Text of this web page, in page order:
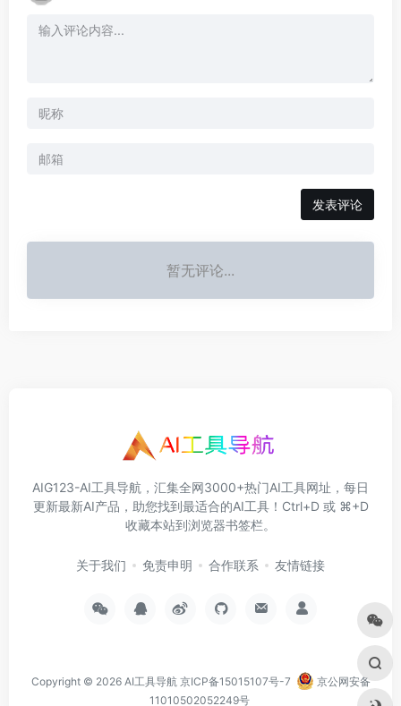
发表评论
暂无评论...
AIG123-AI工具导航，汇集全网3000+热门AI工具网址，每日
更新最新AI产品，助您找到最适合的AI工具！Ctrl+D 或 ⌘+D
收藏本站到浏览器书签栏。
关于我们 免责申明 合作联系 友情链接
Copyright © 2026 AI工具导航 京ICP备15015107号-7
京公网安备
11010502052249号